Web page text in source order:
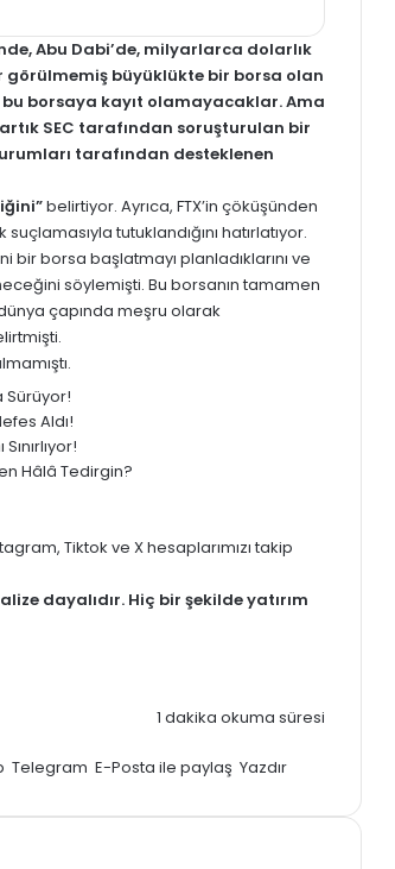
Abu Dabi’de, milyarlarca dolarlık
büyüklükte bir borsa olan
borsaya kayıt olamayacaklar. Ama
SEC tarafından soruşturulan bir
tarafından desteklenen
belirtiyor. Ayrıca, FTX’in çöküşünden
suçlamasıyla tutuklandığını hatırlatıyor.
bir borsa başlatmayı planladıklarını ve
söylemişti. Bu borsanın tamamen
çapında meşru olarak
Sürüyor!
Aldı!
Hâlâ Tedirgin?
, Tiktok ve Xhesaplarımızı takip
dayalıdır. Hiç bir şekilde yatırım
1 dakika okuma süresi
Telegram E-Posta ile paylaş Yazdır